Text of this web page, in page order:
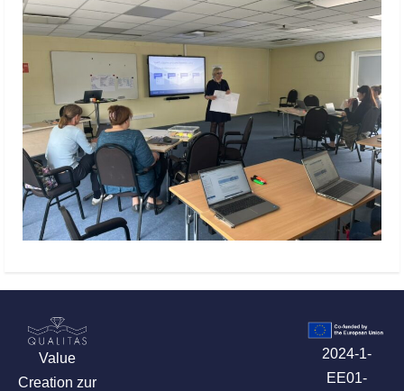
Value
Creation zur
2024-1-
EE01-